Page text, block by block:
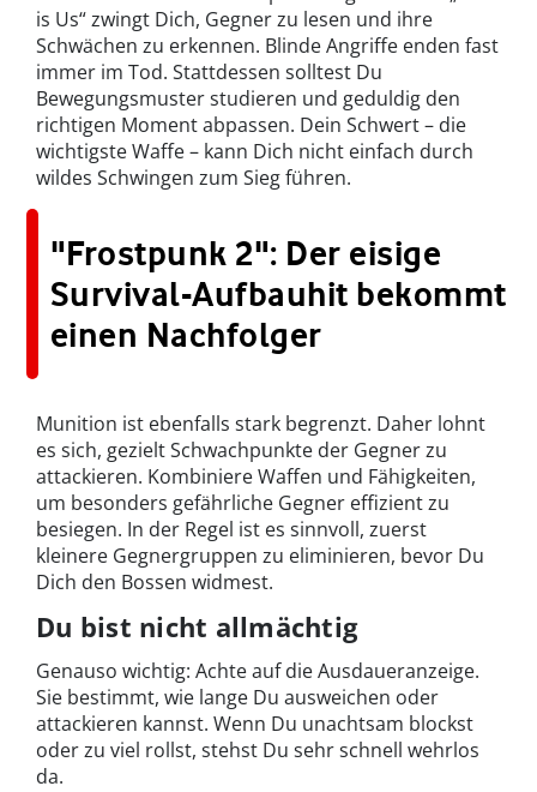
is Us“ zwingt Dich, Gegner zu lesen und ihre
Schwächen zu erkennen. Blinde Angriffe enden fast
immer im Tod. Stattdessen solltest Du
Bewegungsmuster studieren und geduldig den
richtigen Moment abpassen. Dein Schwert – die
wichtigste Waffe – kann Dich nicht einfach durch
wildes Schwingen zum Sieg führen.
"Frostpunk 2": Der eisige
Survival-Aufbauhit bekommt
einen Nachfolger
Munition ist ebenfalls stark begrenzt. Daher lohnt
es sich, gezielt Schwachpunkte der Gegner zu
attackieren. Kombiniere Waffen und Fähigkeiten,
um besonders gefährliche Gegner effizient zu
besiegen. In der Regel ist es sinnvoll, zuerst
kleinere Gegnergruppen zu eliminieren, bevor Du
Dich den Bossen widmest.
Du bist nicht allmächtig
Genauso wichtig: Achte auf die Ausdaueranzeige.
Sie bestimmt, wie lange Du ausweichen oder
attackieren kannst. Wenn Du unachtsam blockst
oder zu viel rollst, stehst Du sehr schnell wehrlos
da.